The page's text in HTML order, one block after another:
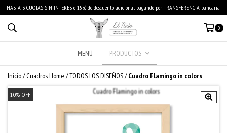
HASTA 3 CUOTAS SIN INTERÉS o 15% de descuento adicional pagando por TRANSFERENCIA bancaria.
0
MENÚ PRODUCTOS
Inicio/ Cuadros Home /TODOS LOS DISEÑOS/ Cuadro Flamingo in colors
10% OFF